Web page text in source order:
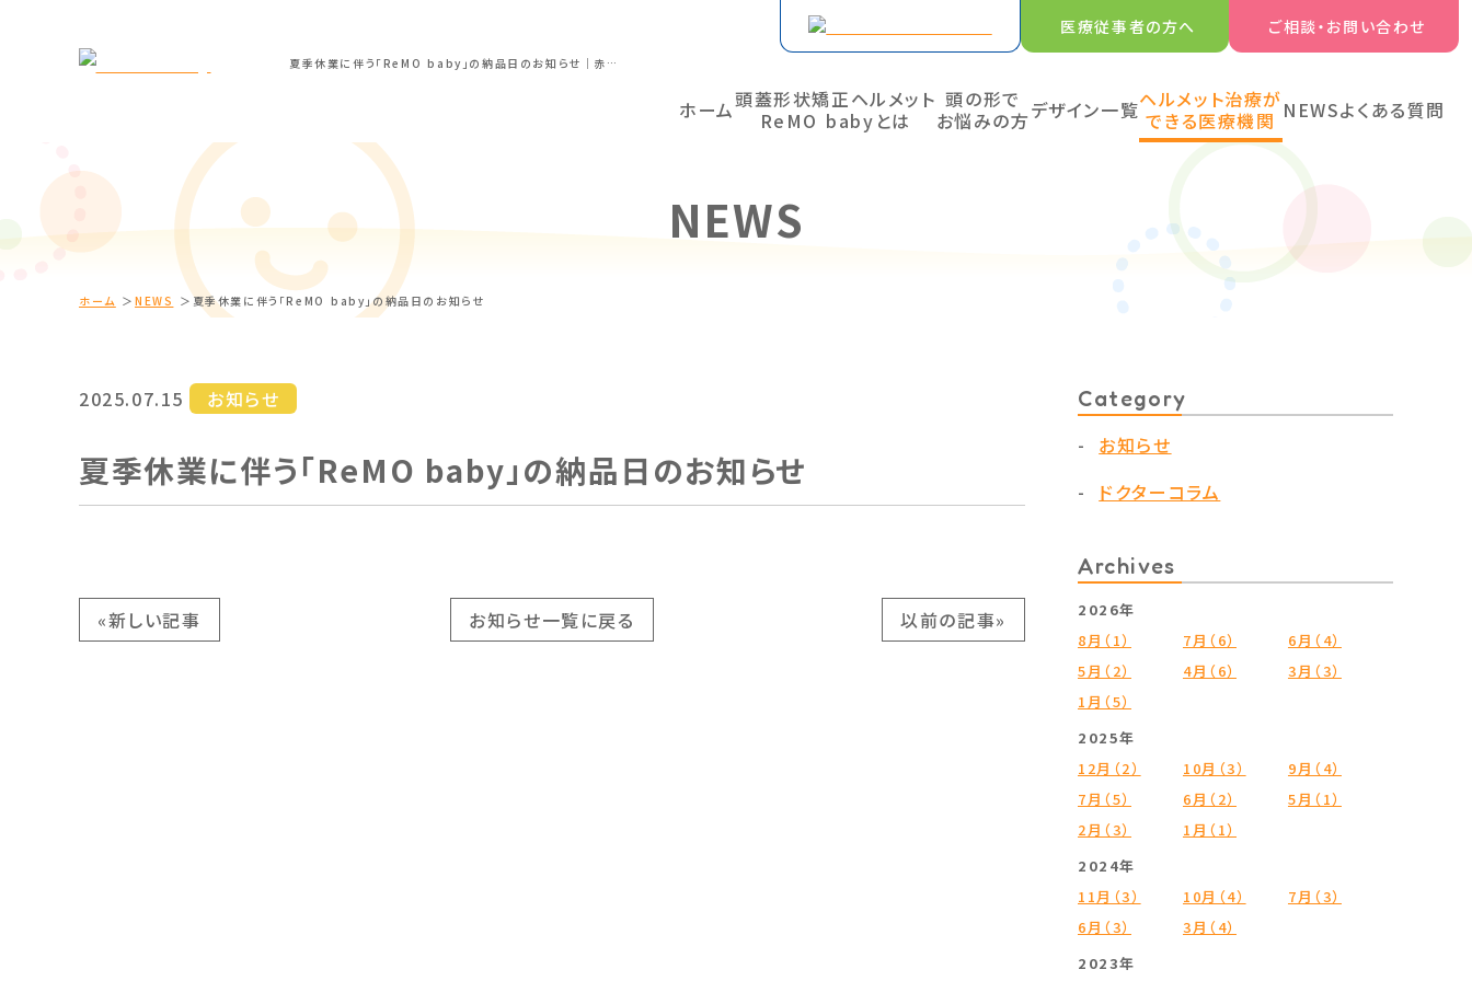
夏季休業に伴う「ReMO baby」の納品日のお知らせ｜赤ちゃんの頭蓋変形矯正 ヘルメットのReMO baby
ホーム頭蓋形状矯正ヘルメット
ReMO babyとは
頭の形で
お悩みの方デザイン一覧ヘルメット治療が
できる医療機関 NEWSよくある質問
医療従事者の方へ ご相談・お問い合わせ
NEWS
ホーム NEWS 夏季休業に伴う「ReMO baby」の納品日のお知らせ
2025.07.15 お知らせ
夏季休業に伴う「ReMO baby」の納品日のお知らせ
«新しい記事 お知らせ一覧に戻る 以前の記事»
Category
お知らせ
ドクターコラム
Archives
2026年
8月（1）
7月（6）
6月（4）
5月（2）
4月（6）
3月（3）
1月（5）
2025年
12月（2）
10月（3）
9月（4）
7月（5）
6月（2）
5月（1）
2月（3）
1月（1）
2024年
11月（3）
10月（4）
7月（3）
6月（3）
3月（4）
2023年